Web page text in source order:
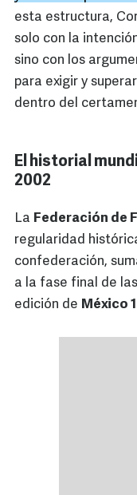
esta estructura,
solo con la
sino con los
para exigir y
dentro del
El historial
2002
La Federación de
regularidad
confederación,
a la fase final de
edición de México